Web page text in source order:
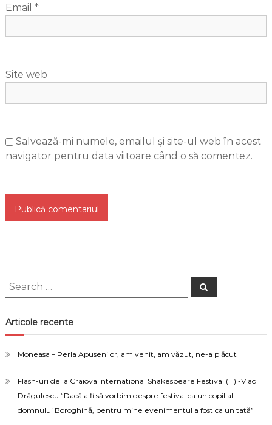
Email *
Site web
Salvează-mi numele, emailul și site-ul web în acest
navigator pentru data viitoare când o să comentez.
Search
for:
Search
Articole recente
Moneasa – Perla Apusenilor, am venit, am văzut, ne-a plăcut
Flash-uri de la Craiova International Shakespeare Festival (III) -Vlad
Drăgulescu “Dacă a fi să vorbim despre festival ca un copil al
domnului Boroghină, pentru mine evenimentul a fost ca un tată”